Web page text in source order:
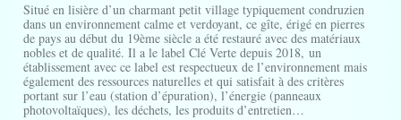
Situé en lisière d’un charmant petit village typiquement condruzien
dans un environnement calme et verdoyant, ce gîte, érigé en pierres
de pays au début du 19ème siècle a été restauré avec des matériaux
nobles et de qualité. Il a le label Clé Verte depuis 2018, un
établissement avec ce label est respectueux de l’environnement mais
également des ressources naturelles et qui satisfait à des critères
portant sur l’eau (station d’épuration), l’énergie (panneaux
photovoltaïques), les déchets, les produits d’entretien…